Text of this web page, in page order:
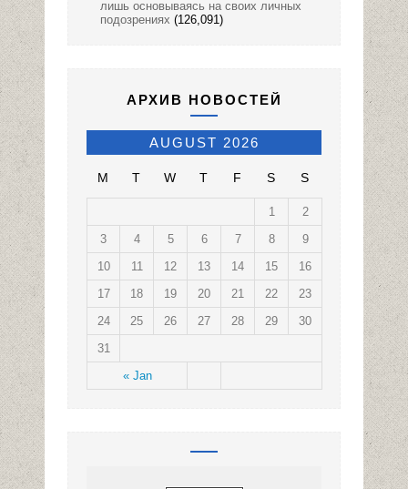
лишь основываясь на своих личных
подозрениях (126,091)
АРХИВ НОВОСТЕЙ
AUGUST 2026
M T W T F S S
« Jan
1
2
3
4 5 6 7 8
9
10
11 12 13 14 15
16
17
18 19 20 21 22
23
24
25 26 27 28 29
30
31